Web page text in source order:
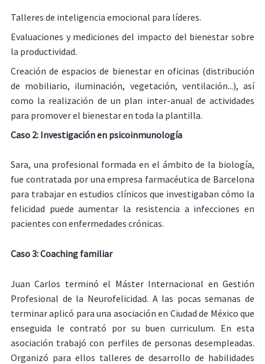
Talleres de inteligencia emocional para líderes.
Evaluaciones y mediciones del impacto del bienestar sobre
la productividad.
Creación de espacios de bienestar en oficinas (distribución
de mobiliario, iluminación, vegetación, ventilación...), así
como la realización de un plan inter-anual de actividades
para promover el bienestar en toda la plantilla.
Caso 2: Investigación en psicoinmunología
Sara, una profesional formada en el ámbito de la biología,
fue contratada por una empresa farmacéutica de Barcelona
para trabajar en estudios clínicos que investigaban cómo la
felicidad puede aumentar la resistencia a infecciones en
pacientes con enfermedades crónicas.
Caso 3:Coaching familiar
Juan Carlos terminó el Máster Internacional en Gestión
Profesional de la Neurofelicidad. A las pocas semanas de
terminar aplicó para una asociación en Ciudad de México que
enseguida le contrató por su buen curriculum. En esta
asociación trabajó con perfiles de personas desempleadas.
Organizó para ellos talleres de desarrollo de habilidades